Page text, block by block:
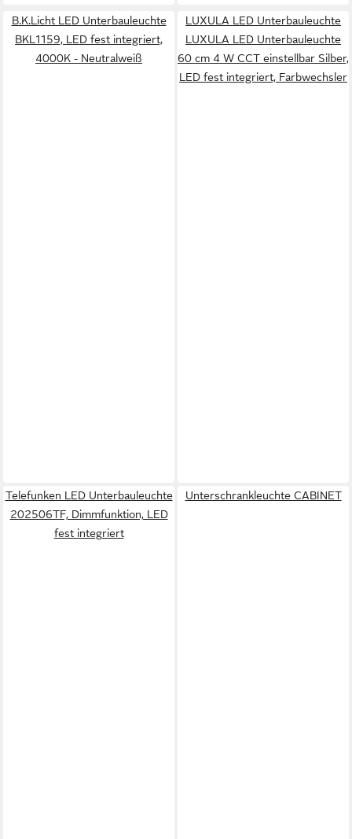
B.K.Licht LED Unterbauleuchte
BKL1159, LED fest integriert,
4000K - Neutralweiß
LUXULA LED Unterbauleuchte
LUXULA LED Unterbauleuchte
60 cm 4 W CCT einstellbar Silber,
LED fest integriert, Farbwechsler
Telefunken LED Unterbauleuchte
202506TF, Dimmfunktion, LED
fest integriert
Unterschrankleuchte CABINET